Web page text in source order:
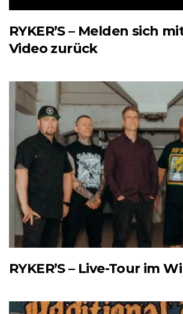
RYKER’S – Melden sich
Video zurück
RYKER’S – Live-Tour im